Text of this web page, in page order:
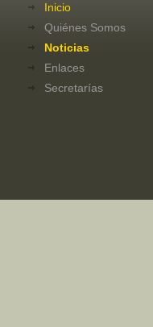
Inicio
Quiénes Somos
Noticias
Enlaces
Secretarías